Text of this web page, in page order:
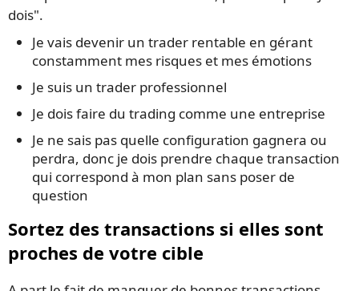
dois".
Je vais devenir un trader rentable en gérant
constamment mes risques et mes émotions
Je suis un trader professionnel
Je dois faire du trading comme une entreprise
Je ne sais pas quelle configuration gagnera ou
perdra, donc je dois prendre chaque transaction
qui correspond à mon plan sans poser de
question
Sortez des transactions si elles sont
proches de votre cible